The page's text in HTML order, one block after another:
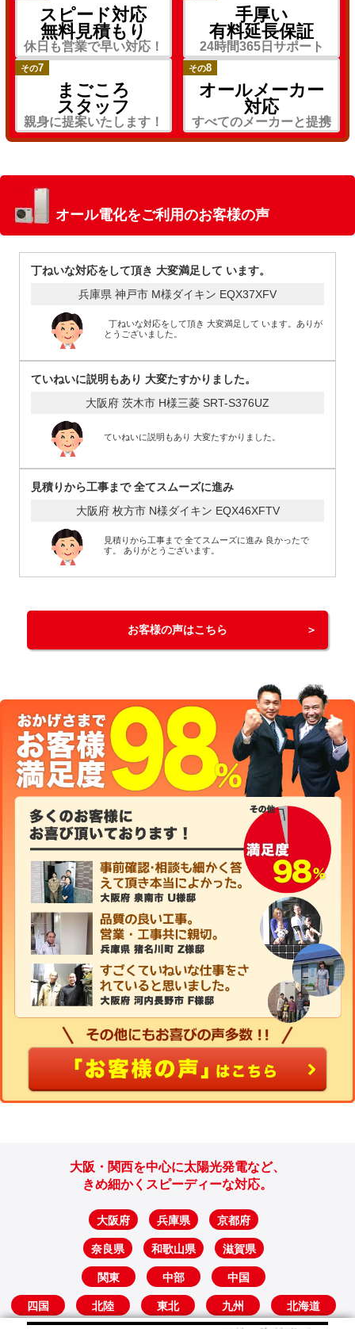
スピード対応
無料見積もり
休日も営業で早い対応！
手厚い
有料延長保証
24時間365日サポート
その7
まごころ
スタッフ
親身に提案いたします！
その8
オールメーカー
対応
すべてのメーカーと提携
オール電化をご利用のお客様の声
丁ねいな対応をして頂き 大変満足して います。
兵庫県 神戸市 M様ダイキン EQX37XFV
丁ねいな対応をして頂き 大変満足して います。ありが
とうございました。
ていねいに説明もあり 大変たすかりました。
大阪府 茨木市 H様三菱 SRT-S376UZ
ていねいに説明もあり 大変たすかりました。
見積りから工事まで 全てスムーズに進み
大阪府 枚方市 N様ダイキン EQX46XFTV
見積りから工事まで 全てスムーズに進み 良かったで
す。 ありがとうございます。
お客様の声はこちら
大阪・関西を中心に太陽光発電など、
きめ細かくスピーディーな対応。
大阪府 兵庫県 京都府
奈良県 和歌山県 滋賀県
関東 中部 中国
四国 北陸 東北 九州 北海道